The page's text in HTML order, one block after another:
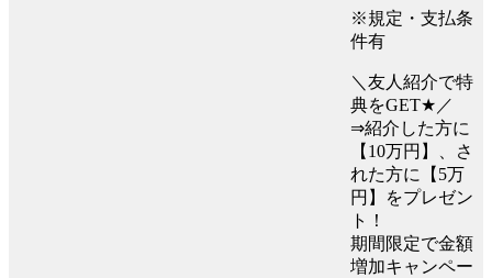
※規定・支払条
件有
＼友人紹介で特
典をGET★／
⇒紹介した方に
【10万円】、さ
れた方に【5万
円】をプレゼン
ト！
期間限定で金額
増加キャンペー